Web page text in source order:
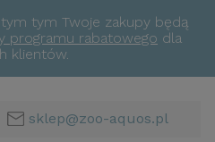
tym Twoje zakupy będą
programu rabatowego dla
klientów.
sklep@zoo-aquos.pl